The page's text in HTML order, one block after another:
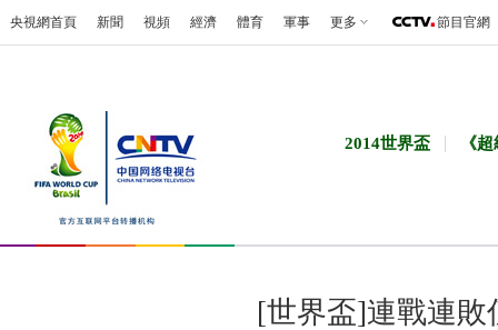
央視網首頁 新聞 視頻 經濟 體育 軍事 更多 節目官網
2014世界盃 《
[世界盃]連戰連敗